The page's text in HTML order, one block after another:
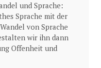
und Sprache:
Sprache mit der
von Sprache
wir ihn dann
Offenheit und